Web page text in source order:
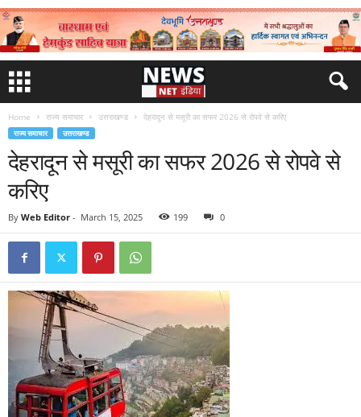
Home राज्य समाचार उत्तराखण्ड देहरादून से मसूरी का सफर 2026 से रोपवे से करिए
राज्य समाचार उत्तराखण्ड
देहरादून से मसूरी का सफर 2026 से रोपवे से
करिए
By Web Editor - March 15, 2025 199 0